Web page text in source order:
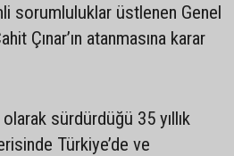
sorumluluklar üstlenen Genel
Çınar’ın atanmasına karar
olarak sürdürdüğü 35 yıllık
Türkiye’de ve